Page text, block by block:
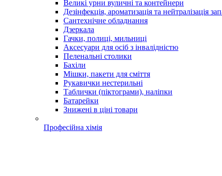
Великі урни вуличні та контейнери
Дезінфекція, ароматизація та нейтралізація
Сантехнічне обладнання
Дзеркала
Гачки, полиці, мильниці
Аксесуари для осіб з інвалідністю
Пеленальні столики
Бахіли
Мішки, пакети для сміття
Рукавички нестерильні
Таблички (піктограми), наліпки
Батарейки
Знижені в ціні товари
Професійна хімія